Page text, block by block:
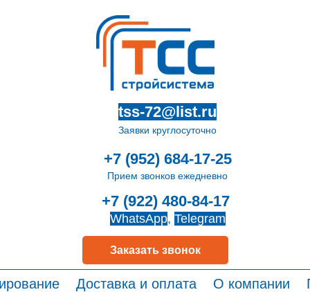
tss-72@list.ru
Заявки круглосуточно
+7 (952) 684-17-25
Прием звонков ежедневно
+7 (922) 480-84-17
WhatsApp, Telegram
Заказать звонок
Доставка и оплата О компании